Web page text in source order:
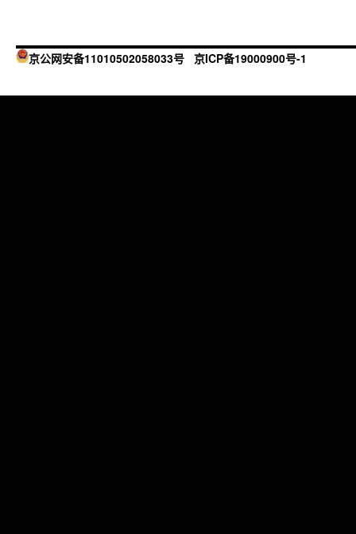
京公网安备11010502058033号 京ICP备19000900号-1